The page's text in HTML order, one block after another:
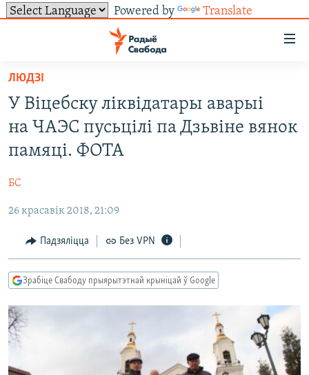
Powered by Translate
ўнівэрсальнага
доступу
Перайсьці
да
галоўнага
зьместу
да
навігацыі
Перайсьці
пошуку
ВІДЭА І ФОТА
ЭКАНОМІКА
ВАЙНА
ПАЛІТВЯЗЬНІ
ТОЛЬКІ НА СВАБОДЗЕ
ПАДКАСТЫ
КНІГІ
PREMIUM
ПАДКАСТЫ
FACEBOOK
ЛЮДЗІ
У Віцебску ліквідатары аварыі
на ЧАЭС пусьцілі па Дзьвіне вянок
памяці. ФОТА
БС
26 красавік 2018, 21:09
Падзяліцца Без VPN
Зрабіце Свабоду прыярытэтнай крыніцай ў Google